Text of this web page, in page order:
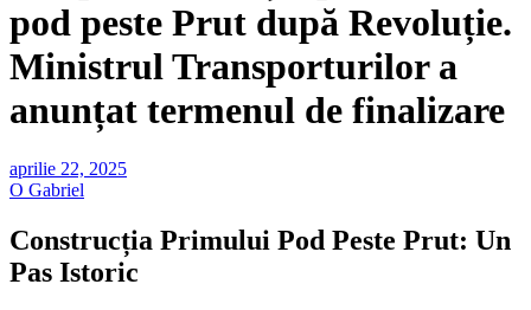
pod peste Prut după Revoluție.
Ministrul Transporturilor a
anunțat termenul de finalizare
aprilie 22, 2025
O Gabriel
Construcția Primului Pod Peste Prut: Un
Pas Istoric